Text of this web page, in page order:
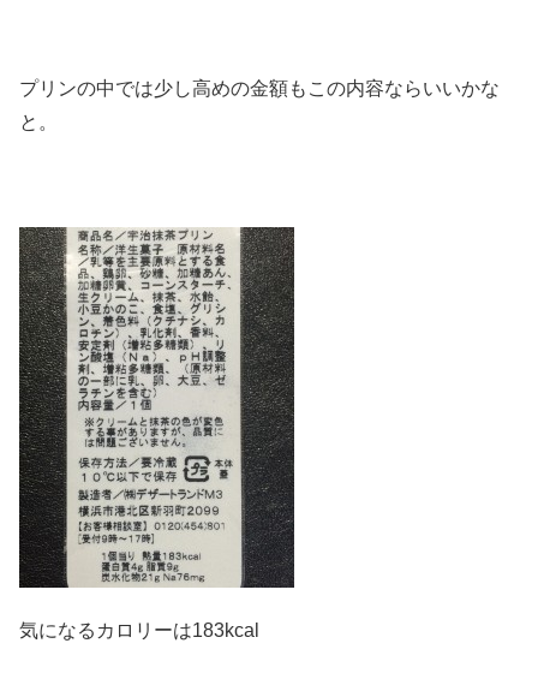
プリンの中では少し高めの金額もこの内容ならいいかな
と。
気になるカロリーは183kcal